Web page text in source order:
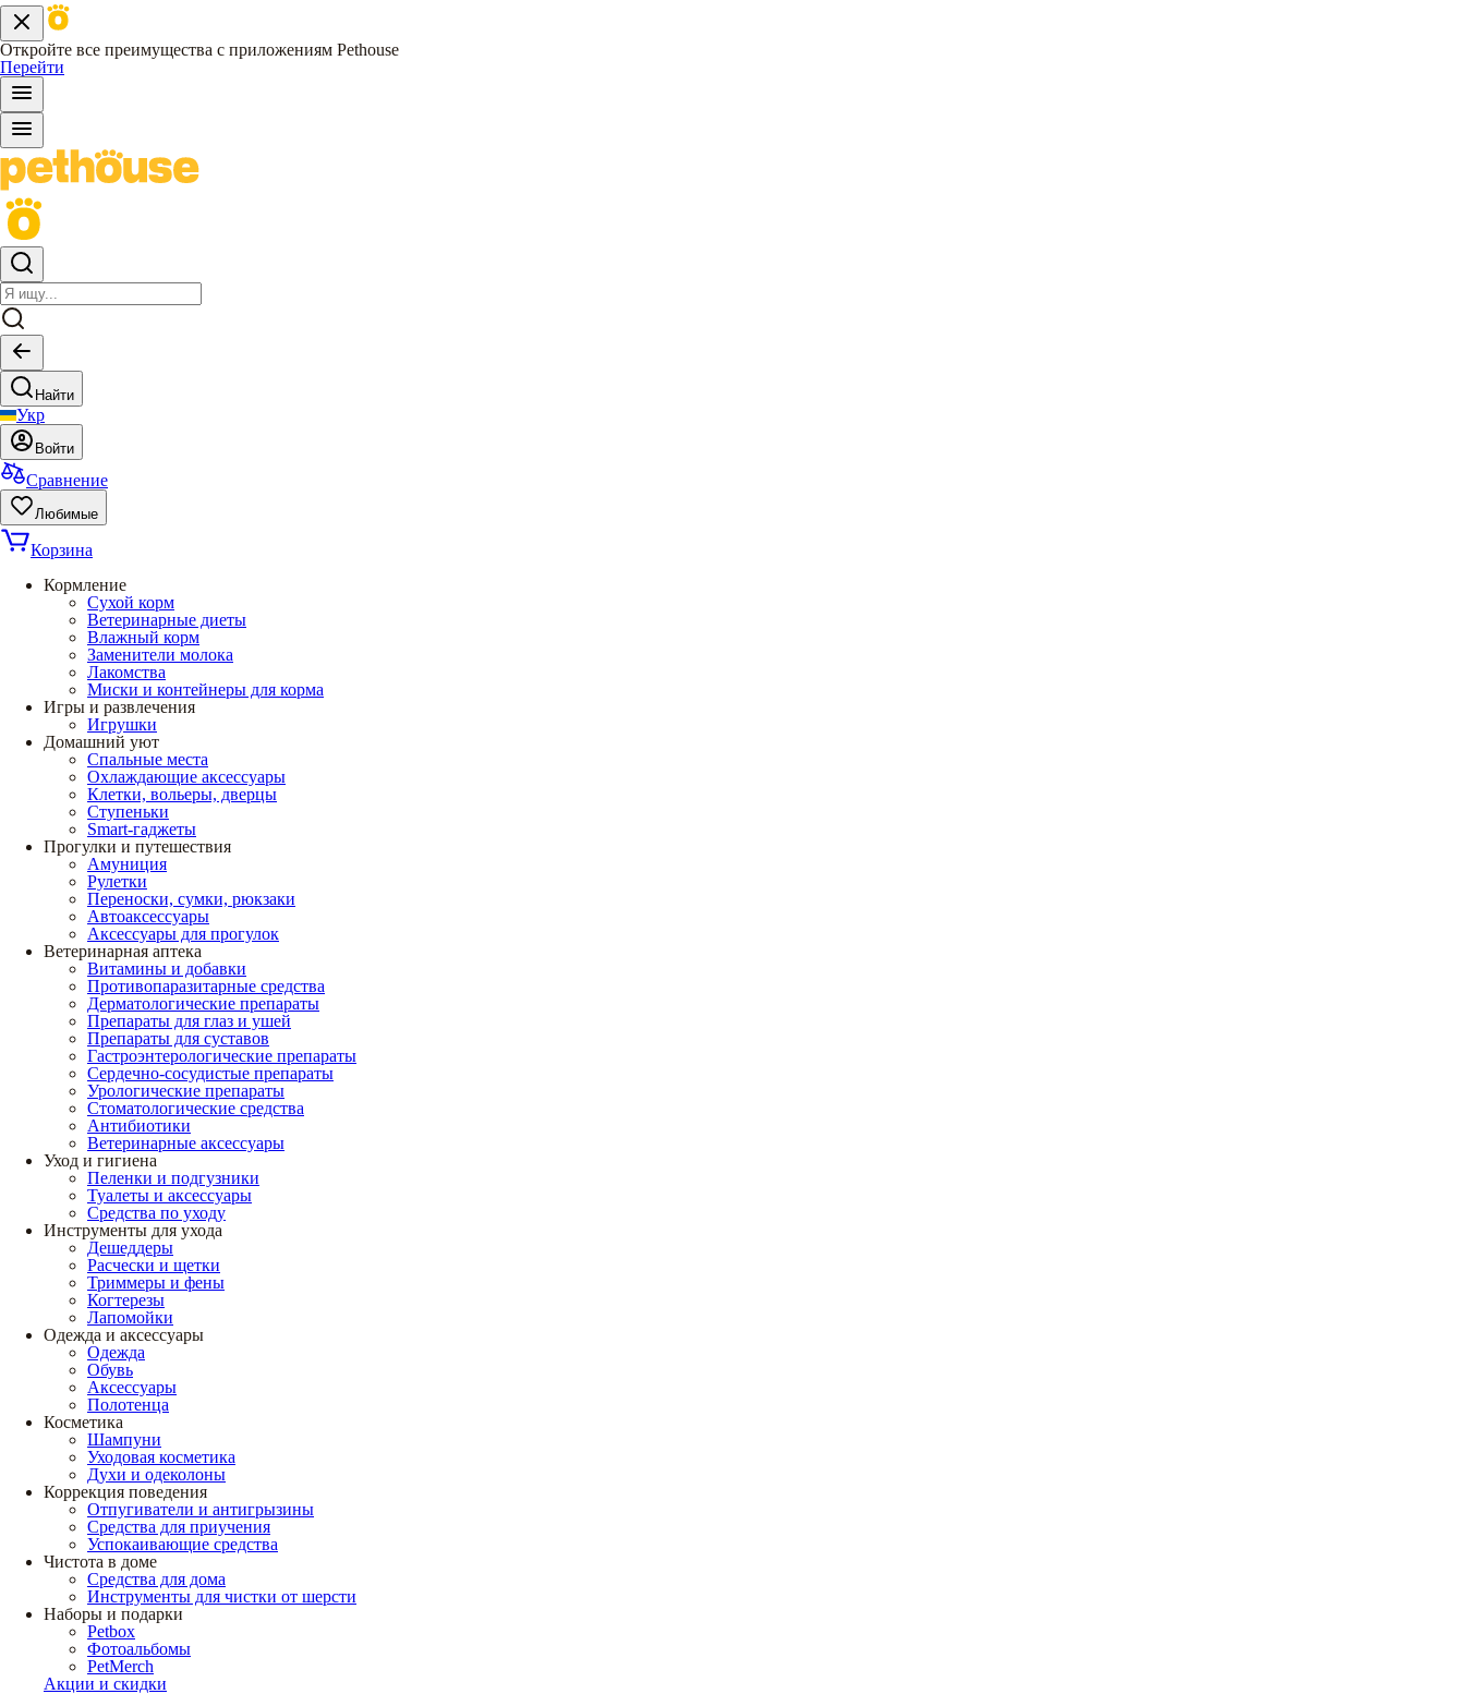
Откройте все преимущества с приложениям Pethouse
Перейти
Найти
Укр
Войти
Сравнение
Любимые
Корзина
Кормление
Сухой корм
Ветеринарные диеты
Влажный корм
Заменители молока
Лакомства
Миски и контейнеры для корма
Игры и развлечения
Игрушки
Домашний уют
Спальные места
Охлаждающие аксессуары
Клетки, вольеры, дверцы
Ступеньки
Smart-гаджеты
Прогулки и путешествия
Амуниция
Рулетки
Переноски, сумки, рюкзаки
Автоаксессуары
Аксессуары для прогулок
Ветеринарная аптека
Витамины и добавки
Противопаразитарные средства
Дерматологические препараты
Препараты для глаз и ушей
Препараты для суставов
Гастроэнтерологические препараты
Сердечно-сосудистые препараты
Урологические препараты
Стоматологические средства
Антибиотики
Ветеринарные аксессуары
Уход и гигиена
Пеленки и подгузники
Туалеты и аксессуары
Средства по уходу
Инструменты для ухода
Дешеддеры
Расчески и щетки
Триммеры и фены
Когтерезы
Лапомойки
Одежда и аксессуары
Одежда
Обувь
Аксессуары
Полотенца
Косметика
Шампуни
Уходовая косметика
Духи и одеколоны
Коррекция поведения
Отпугиватели и антигрызины
Средства для приучения
Успокаивающие средства
Чистота в доме
Средства для дома
Инструменты для чистки от шерсти
Наборы и подарки
Petbox
Фотоальбомы
PetMerch
Акции и скидки